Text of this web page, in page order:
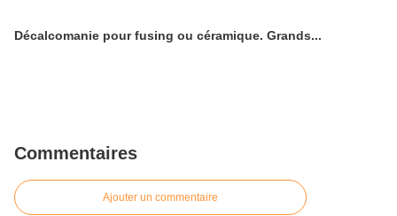
Décalcomanie pour fusing ou céramique. Grands...
Commentaires
Ajouter un commentaire